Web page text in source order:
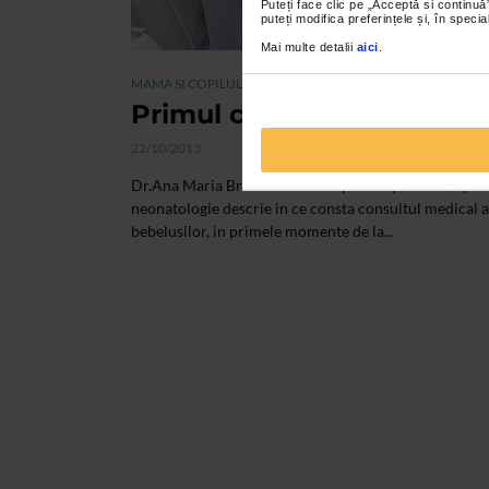
Puteți face clic pe „Acceptă si
puteți modifica preferințele și, în
Mai multe detalii aici
MAMA SI COPILUL
Primul control
22/10/2013
Dr.Ana Maria Bradeanu-medic primar pediatru,
neonatologie descrie in ce consta consultul medical
bebelusilor, in primele momente de la...